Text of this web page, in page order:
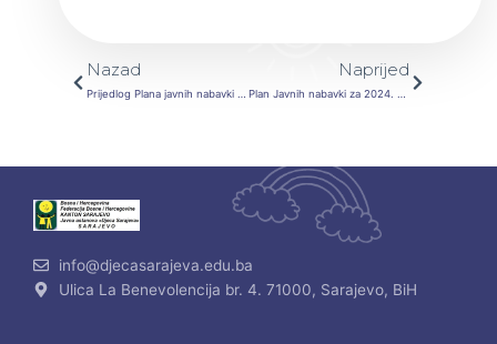
Prev
Nazad
Prijedlog Plana javnih nabavki za 2024. godinu
Naprijed
Plan Javnih nabavki za 2024. godinu
info@djecasarajeva.edu.ba
Ulica La Benevolencija br. 4. 71000, Sarajevo, BiH